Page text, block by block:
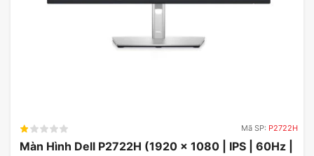
Mã SP: P2722H
Màn Hình Dell P2722H (1920 x 1080 | IPS | 60Hz |